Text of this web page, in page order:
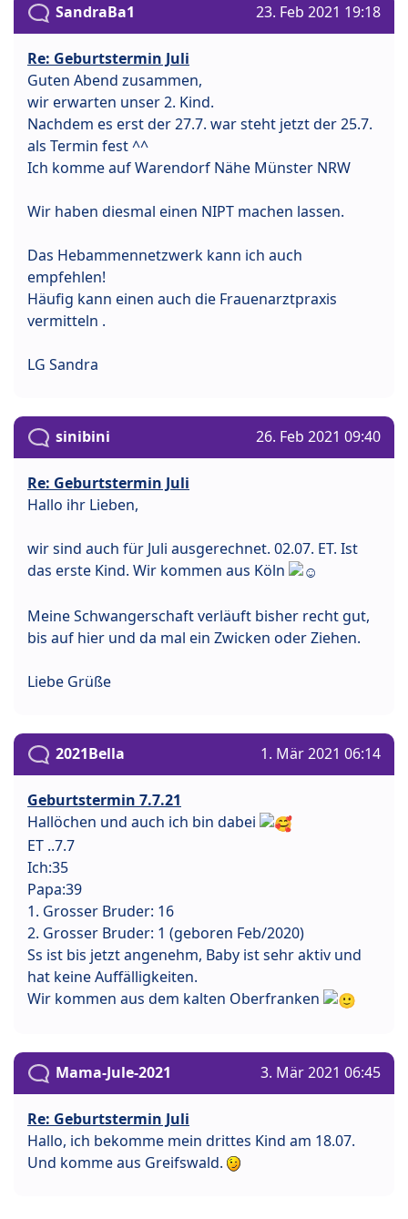
SandraBa1 23. Feb 2021 19:18
Re: Geburtstermin Juli
Guten Abend zusammen,
wir erwarten unser 2. Kind.
Nachdem es erst der 27.7. war steht jetzt der 25.7.
als Termin fest ^^
Ich komme auf Warendorf Nähe Münster NRW
Wir haben diesmal einen NIPT machen lassen.
Das Hebammennetzwerk kann ich auch
empfehlen!
Häufig kann einen auch die Frauenarztpraxis
vermitteln .
LG Sandra
sinibini 26. Feb 2021 09:40
Re: Geburtstermin Juli
Hallo ihr Lieben,
wir sind auch für Juli ausgerechnet. 02.07. ET. Ist
das erste Kind. Wir kommen aus Köln
Meine Schwangerschaft verläuft bisher recht gut,
bis auf hier und da mal ein Zwicken oder Ziehen.
Liebe Grüße
2021Bella 1. Mär 2021 06:14
Geburtstermin 7.7.21
Hallöchen und auch ich bin dabei
ET ..7.7
Ich:35
Papa:39
1. Grosser Bruder: 16
2. Grosser Bruder: 1 (geboren Feb/2020)
Ss ist bis jetzt angenehm, Baby ist sehr aktiv und
hat keine Auffälligkeiten.
Wir kommen aus dem kalten Oberfranken
Mama-Jule-2021 3. Mär 2021 06:45
Re: Geburtstermin Juli
Hallo, ich bekomme mein drittes Kind am 18.07.
Und komme aus Greifswald.